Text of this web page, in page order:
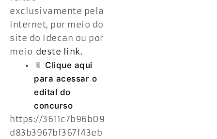
exclusivamente pela
internet, por meio do
site do Idecan ou por
meio deste link.
📎​ Clique aqui
para acessar o
edital do
concurso
https://3611c7b96b09
d83b3967bf367f43eb